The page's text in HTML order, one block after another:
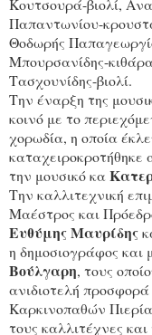
Κουτσουρά-βιολί,
Παπαντωνίου-
Θοδωρής
Μπουρσανίδης-
Τασχουνίδης-βιολί.
Την έναρξη της
κοινό με το
χορωδία, η οποία
καταχειροκροτήθηκε
την μουσικό κα
Την καλλιτεχνική
Μαέστρος και
Ευθύμης Μαυρίδης
η δημοσιογράφος και
Βούλγαρη, τους
ανιδιοτελή
Καρκινοπαθών
τους καλλιτέχνες